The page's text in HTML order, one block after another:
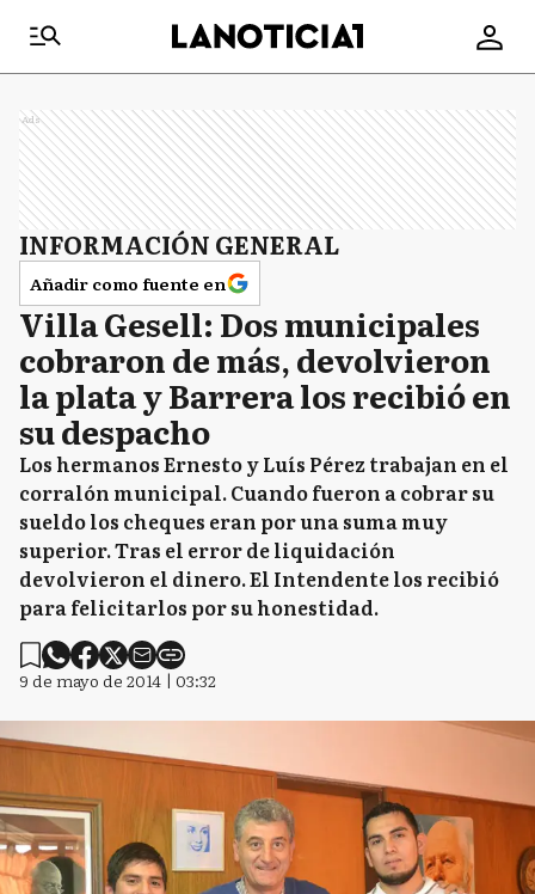
Ads
INFORMACIÓN GENERAL
Añadir como fuente en
Villa Gesell: Dos municipales
cobraron de más, devolvieron
la plata y Barrera los recibió en
su despacho
Los hermanos Ernesto y Luís Pérez trabajan en el
corralón municipal. Cuando fueron a cobrar su
sueldo los cheques eran por una suma muy
superior. Tras el error de liquidación
devolvieron el dinero. El Intendente los recibió
para felicitarlos por su honestidad.
9 de mayo de 2014 | 03:32